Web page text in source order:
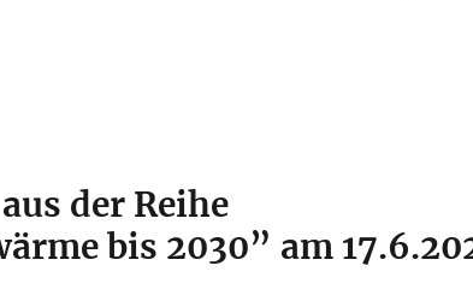
der Reihe
bis 2030” am